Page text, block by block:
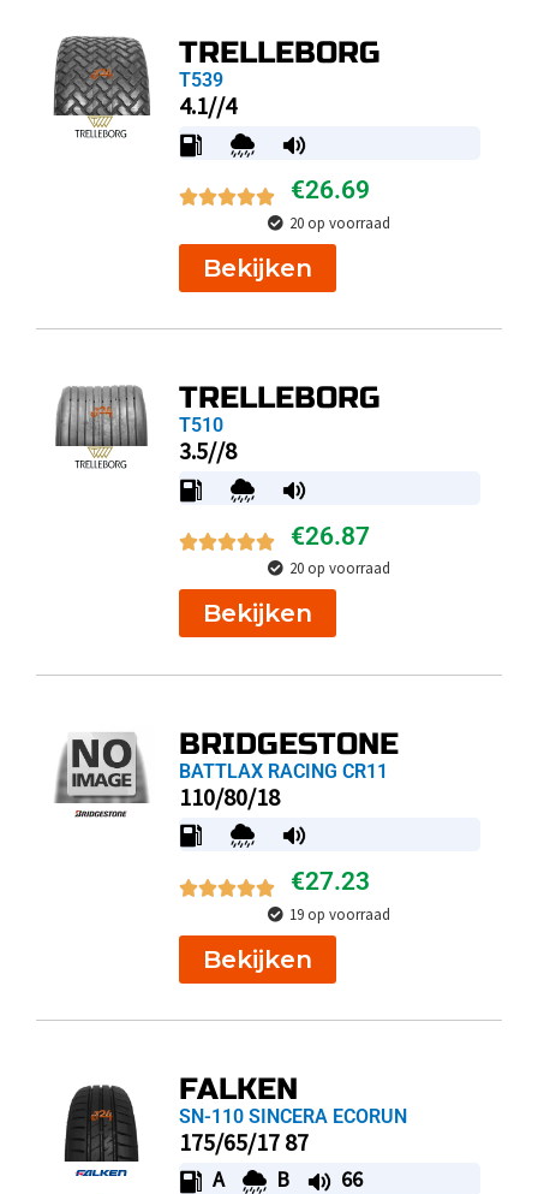
TRELLEBORG
T539
4.1//4
€26.69
20 op voorraad
Bekijken
TRELLEBORG
T510
3.5//8
€26.87
20 op voorraad
Bekijken
BRIDGESTONE
BATTLAX RACING CR11
110/80/18
€27.23
19 op voorraad
Bekijken
FALKEN
SN-110 SINCERA ECORUN
175/65/17 87
A B 66